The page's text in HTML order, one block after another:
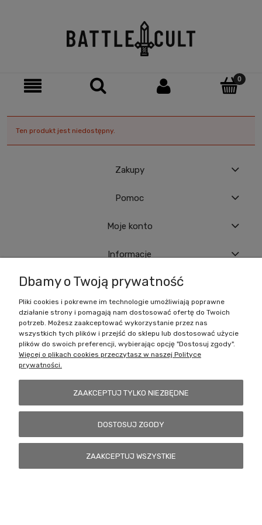
Ten produkt jest niedostępny.
Zakupy
Pomoc
Moje konto
Informacje
Battlecult | ul. Benedykta Dybowskiego 45/7, 41-208 Sosnowiec, woj.
śląskie | Email:kontakt@battlecult.plTel.: 669966242 | NIP:
6443563610 REGON: 520502331
POKAŻ PEŁNĄ WERSJĘ STRONY
Dbamy o Twoją prywatność
Pliki cookies i pokrewne im technologie umożliwiają poprawne
działanie strony i pomagają nam dostosować ofertę do Twoich
potrzeb. Możesz zaakceptować wykorzystanie przez nas
wszystkich tych plików i przejść do sklepu lub dostosować użycie
plików do swoich preferencji, wybierając opcję "Dostosuj zgody".
Więcej o plikach cookies przeczytasz w naszej Polityce
prywatności.
ZAAKCEPTUJ TYLKO NIEZBĘDNE
DOSTOSUJ ZGODY
ZAAKCEPTUJ WSZYSTKIE